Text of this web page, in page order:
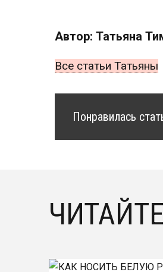
Автор: Татьяна
Все статьи Татьяны
Понравилась